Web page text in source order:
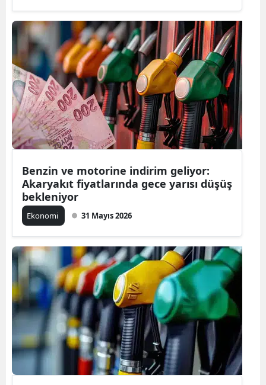
Benzin ve motorine indirim geliyor:
Akaryakıt fiyatlarında gece yarısı düşüş
bekleniyor
Ekonomi 31 Mayıs 2026